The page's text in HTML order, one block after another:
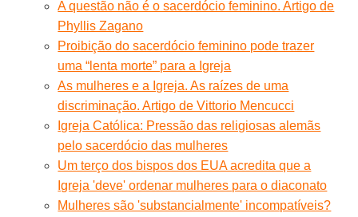
A questão não é o sacerdócio feminino. Artigo de
Phyllis Zagano
Proibição do sacerdócio feminino pode trazer
uma “lenta morte” para a Igreja
As mulheres e a Igreja. As raízes de uma
discriminação. Artigo de Vittorio Mencucci
Igreja Católica: Pressão das religiosas alemãs
pelo sacerdócio das mulheres
Um terço dos bispos dos EUA acredita que a
Igreja 'deve' ordenar mulheres para o diaconato
Mulheres são 'substancialmente' incompatíveis?